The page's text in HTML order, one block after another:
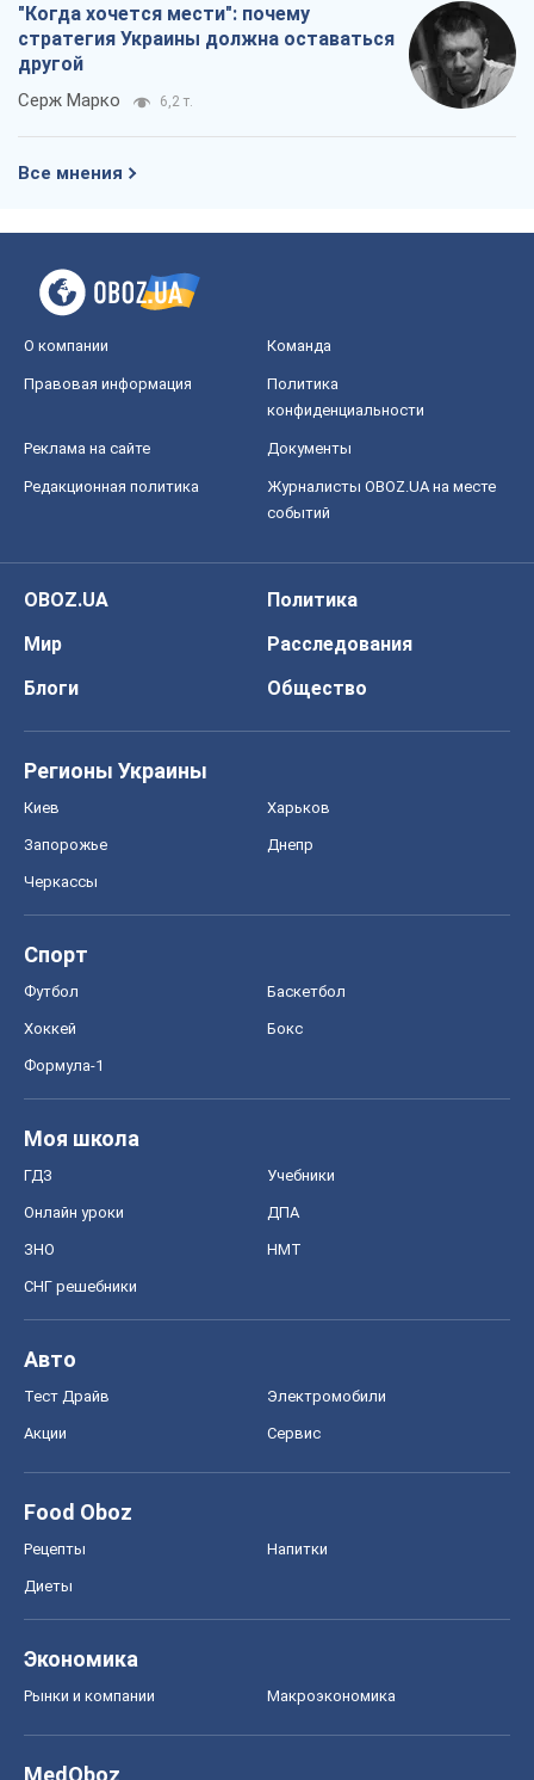
"Когда хочется мести": почему
стратегия Украины должна оставаться
другой
Серж Марко 6,2 т.
Все мнения
О компании Команда
Правовая информация
Политика
конфиденциальности
Реклама на сайте Документы
Редакционная политика
Журналисты OBOZ.UA на месте
событий
OBOZ.UA
Политика
Мир
Расследования
Блоги
Общество
Регионы Украины
Киев Харьков
Запорожье Днепр
Черкассы
Спорт
Футбол Баскетбол
Хоккей Бокс
Формула-1
Моя школа
ГДЗ Учебники
Онлайн уроки ДПА
ЗНО НМТ
СНГ решебники
Авто
Тест Драйв Электромобили
Акции Сервис
Food Oboz
Рецепты Напитки
Диеты
Экономика
Рынки и компании Mакроэкономика